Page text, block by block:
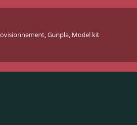
, Gunpla, Model kit